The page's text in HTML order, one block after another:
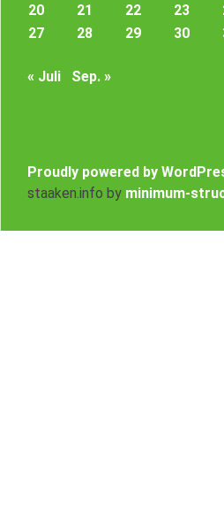
20
21 22 23
27
28 29 30
« Juli Sep. »
Proudly powered by
staaken.info by minimum-